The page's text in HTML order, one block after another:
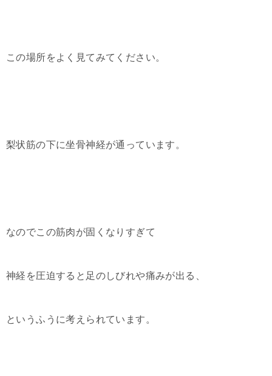
この場所をよく見てみてください。
梨状筋の下に坐骨神経が通っています。
なのでこの筋肉が固くなりすぎて
神経を圧迫すると足のしびれや痛みが出る、
というふうに考えられています。